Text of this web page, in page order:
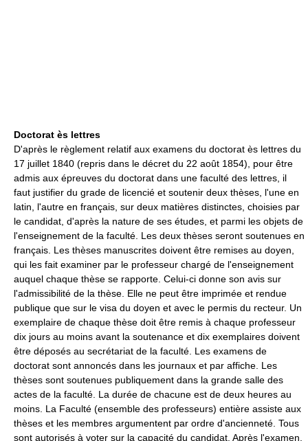
Doctorat ès lettres
D'après le règlement relatif aux examens du doctorat ès lettres du
17 juillet 1840 (repris dans le décret du 22 août 1854), pour être
admis aux épreuves du doctorat dans une faculté des lettres, il
faut justifier du grade de licencié et soutenir deux thèses, l'une en
latin, l'autre en français, sur deux matières distinctes, choisies par
le candidat, d'après la nature de ses études, et parmi les objets de
l'enseignement de la faculté. Les deux thèses seront soutenues en
français. Les thèses manuscrites doivent être remises au doyen,
qui les fait examiner par le professeur chargé de l'enseignement
auquel chaque thèse se rapporte. Celui-ci donne son avis sur
l'admissibilité de la thèse. Elle ne peut être imprimée et rendue
publique que sur le visa du doyen et avec le permis du recteur. Un
exemplaire de chaque thèse doit être remis à chaque professeur
dix jours au moins avant la soutenance et dix exemplaires doivent
être déposés au secrétariat de la faculté. Les examens de
doctorat sont annoncés dans les journaux et par affiche. Les
thèses sont soutenues publiquement dans la grande salle des
actes de la faculté. La durée de chacune est de deux heures au
moins. La Faculté (ensemble des professeurs) entière assiste aux
thèses et les membres argumentent par ordre d'ancienneté. Tous
sont autorisés à voter sur la capacité du candidat. Après l'examen,